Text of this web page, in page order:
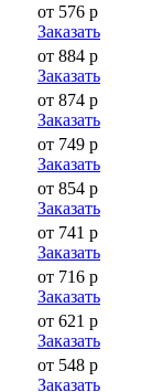
от 576 р
Заказать
от 884 р
Заказать
от 874 р
Заказать
от 749 р
Заказать
от 854 р
Заказать
от 741 р
Заказать
от 716 р
Заказать
от 621 р
Заказать
от 548 р
Заказать